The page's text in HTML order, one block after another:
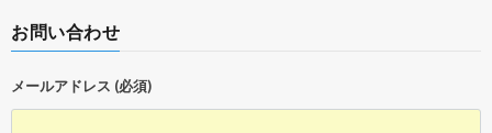
お問い合わせ
メールアドレス (必須)